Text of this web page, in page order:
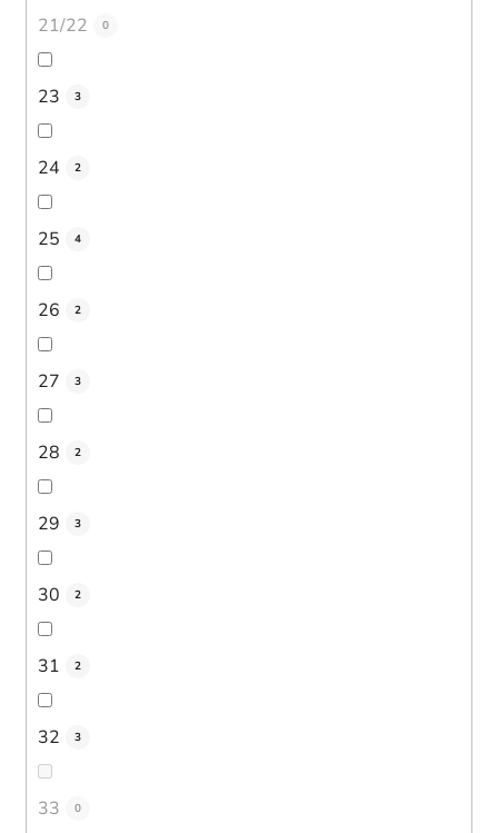
21/22 0
23 3
24 2
25 4
26 2
27 3
28 2
29 3
30 2
31 2
32 3
33 0